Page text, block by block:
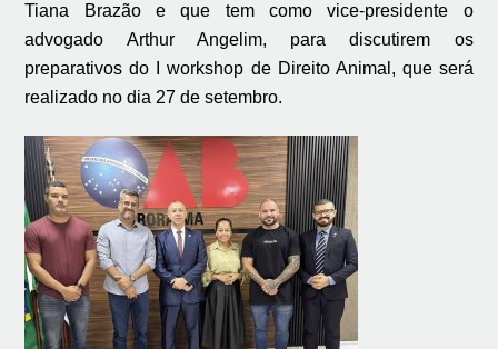
Tiana Brazão e que tem como vice-presidente o
advogado Arthur Angelim, para discutirem os
preparativos do I workshop de Direito Animal, que será
realizado no dia 27 de setembro.